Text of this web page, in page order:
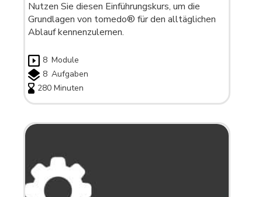
Nutzen Sie diesen Einführungskurs, um die
Grundlagen von tomedo® für den alltäglichen
Ablauf kennenzulernen.
8 Module
8 Aufgaben
280 Minuten